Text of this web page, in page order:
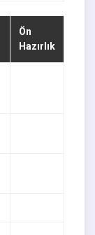
Ön
Hazırlık